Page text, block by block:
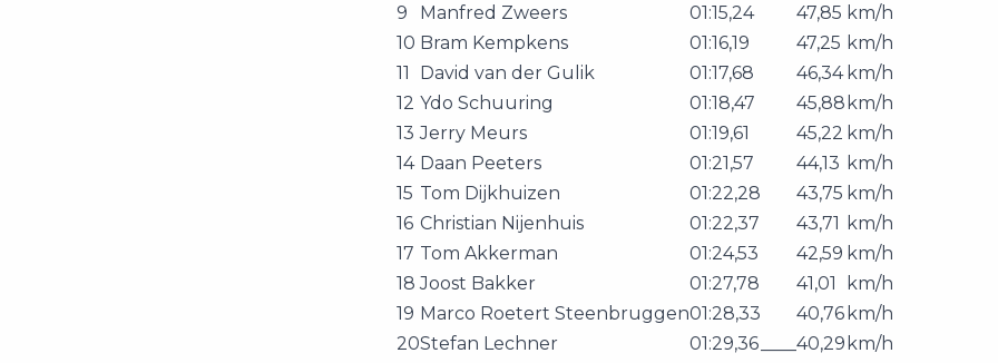
9
Manfred Zweers 01:15,24 47,85 km/h
10 Bram Kempkens 01:16,19 47,25 km/h
11
David van der Gulik 01:17,68 46,34 km/h
12 Ydo Schuuring 01:18,47 45,88 km/h
13 Jerry Meurs 01:19,61 45,22 km/h
14 Daan Peeters 01:21,57 44,13 km/h
15 Tom Dijkhuizen 01:22,28 43,75 km/h
16 Christian Nijenhuis 01:22,37 43,71 km/h
17 Tom Akkerman 01:24,53 42,59 km/h
18 Joost Bakker 01:27,78 41,01
km/h
19 Marco Roetert Steenbruggen01:28,33 40,76 km/h
20Stefan Lechner 01:29,36 40,29 km/h